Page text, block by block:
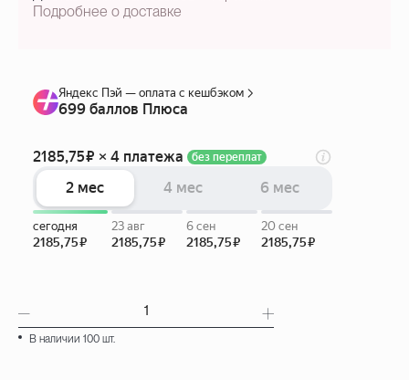
В наличии 100 шт.
Подробнее о доставке